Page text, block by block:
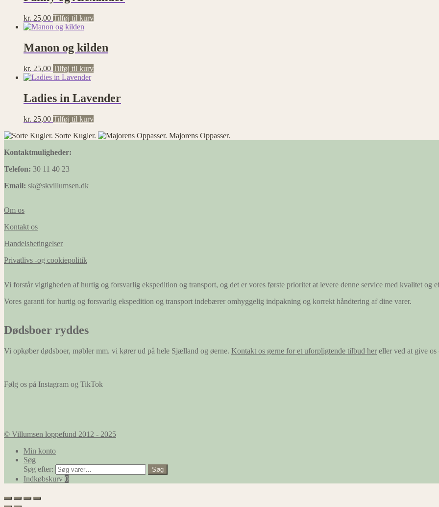
kr. 25,00 Tilføj til kurv
Manon og kilden
kr. 25,00 Tilføj til kurv
Ladies in Lavender
kr. 25,00 Tilføj til kurv
Sorte Kugler.
Majorens Oppasser.
Kontaktmuligheder:
Telefon: 30 11 40 23
Email: sk@skvillumsen.dk
Om os
Kontakt os
Handelsbetingelser
Privatlivs -og cookiepolitik
Vi forstår vigtigheden af hurtig og forsvarlig ekspedition og transport, og det er vores første prioritet at levere denne service med kvalitet og
Vores garanti for hurtig og forsvarlig ekspedition og transport indebærer omhyggelig indpakning og korrekt håndtering af dine varer.
Dødsboer ryddes
Vi opkøber dødsboer, møbler mm. vi kører ud på hele Sjælland og øerne. Kontakt os gerne for et uforpligtende tilbud her eller ved at give
Følg os på Instagram og TikTok
© Villumsen loppefund 2012 - 2025
Min konto
Søg
Søg efter:
Søg
Indkøbskurv 0
kan ikke
fungere
ordentligt uden
Statistik
Statistisk
hjælper
med at
hvordan de
interagerer
hjemmesider
indsamle og
anonymt.
Præferencer
Præference
cookies gør
for en
at huske
den måde
opfører sig
sprog, eller
den region,
Marketing
Marketing
cookies
bruges til at
spore
besøgende
websites.